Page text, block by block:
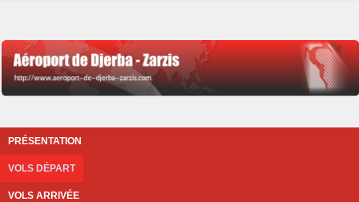
PRÉSENTATION
VOLS DÉPART
VOLS ARRIVÉE